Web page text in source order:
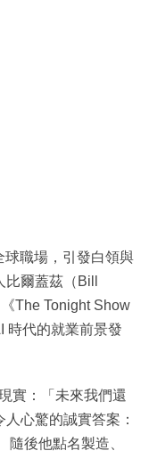
球職場，引發白領與
爾蓋茲（Bill
The Tonight Show
時代的就業前景發
實：「未來我們還
心驚的誠實答案：
隨後他點名製造、